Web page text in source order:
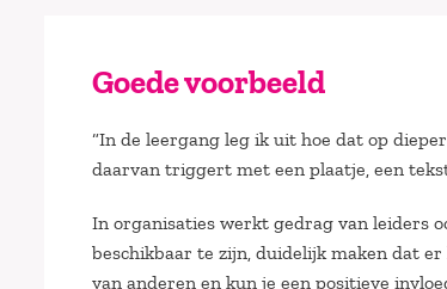
Goede voorbeeld
“In de leergang leg ik uit hoe dat op
daarvan triggert met een plaatje, een
In organisaties werkt gedrag van leiders
beschikbaar te zijn, duidelijk maken dat
van anderen en kun je een positieve